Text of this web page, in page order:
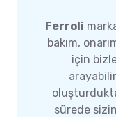
Ferroli
bakım,
için
sürede